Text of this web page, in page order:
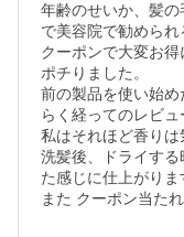
年齢のせいか、髪
で美容院で勧められ
クーポンで大変お
ポチりました。
前の製品を使い始
らく経ってのレビュ
私はそれほど香りは
洗髪後、ドライす
た感じに仕上がりま
また クーポン当た